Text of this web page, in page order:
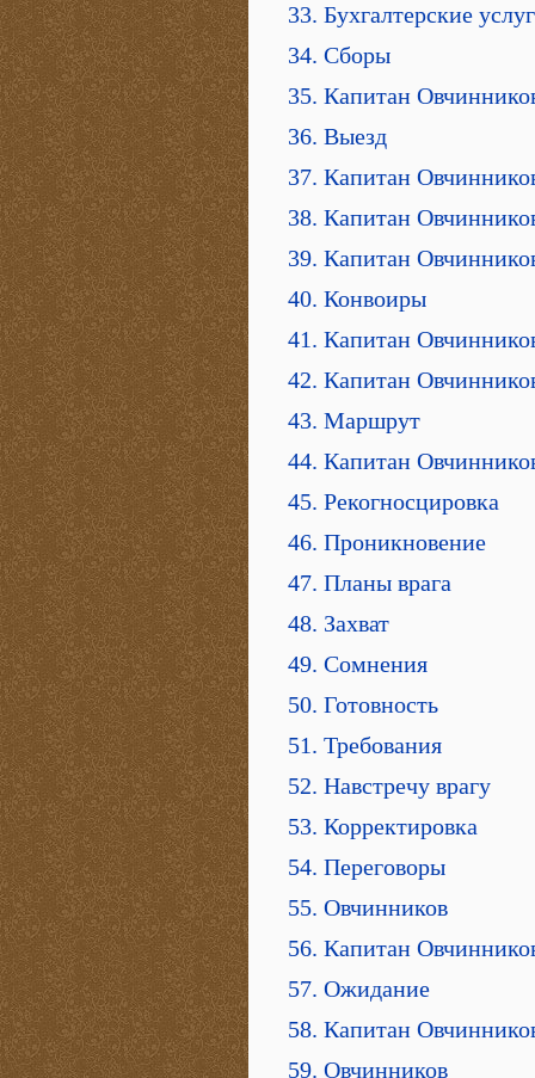
33. Бухгалтерские
34. Сборы
35. Капитан
36. Выезд
37. Капитан
38. Капитан
39. Капитан
40. Конвоиры
41. Капитан
42. Капитан
43. Маршрут
44. Капитан
45. Рекогносцировка
46. Проникновение
47. Планы врага
48. Захват
49. Сомнения
50. Готовность
51. Требования
52. Навстречу врагу
53. Корректировка
54. Переговоры
55. Овчинников
56. Капитан
57. Ожидание
58. Капитан
59. Овчинников